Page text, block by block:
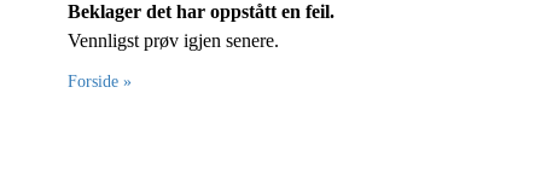
Beklager det har oppstått en feil.
Vennligst prøv igjen senere.
Forside »